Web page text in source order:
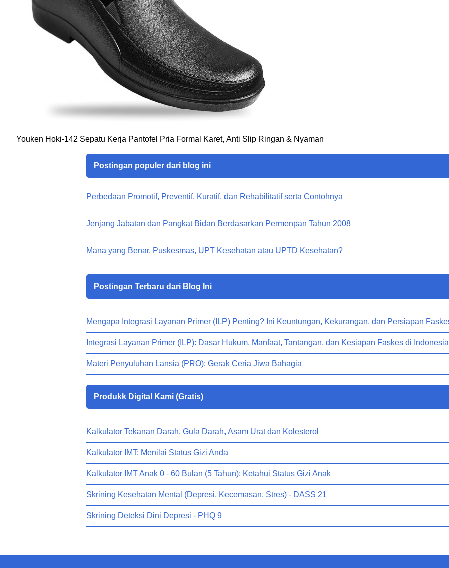
Youken Hoki-142 Sepatu Kerja Pantofel Pria Formal Karet, Anti Slip Ringan & Nyaman
Postingan populer dari blog ini
Perbedaan Promotif, Preventif, Kuratif, dan Rehabilitatif serta Contohnya
Jenjang Jabatan dan Pangkat Bidan Berdasarkan Permenpan Tahun 2008
Mana yang Benar, Puskesmas, UPT Kesehatan atau UPTD Kesehatan?
Postingan Terbaru dari Blog Ini
Mengapa Integrasi Layanan Primer (ILP) Penting? Ini Keuntungan, Kekurangan, dan Persiapan
Integrasi Layanan Primer (ILP): Dasar Hukum, Manfaat, Tantangan, dan Kesiapan Faskes di Indonesia
Materi Penyuluhan Lansia (PRO): Gerak Ceria Jiwa Bahagia
Produkk Digital Kami (Gratis)
Kalkulator Tekanan Darah, Gula Darah, Asam Urat dan Kolesterol
Kalkulator IMT: Menilai Status Gizi Anda
Kalkulator IMT Anak 0 - 60 Bulan (5 Tahun): Ketahui Status Gizi Anak
Skrining Kesehatan Mental (Depresi, Kecemasan, Stres) - DASS 21
Skrining Deteksi Dini Depresi - PHQ 9